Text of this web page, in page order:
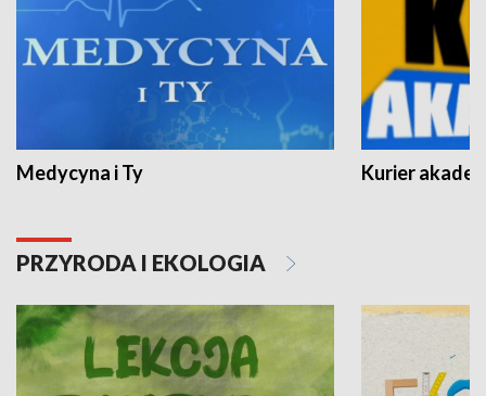
Medycyna i Ty Kurier
PRZYRODA I EKOLOGIA